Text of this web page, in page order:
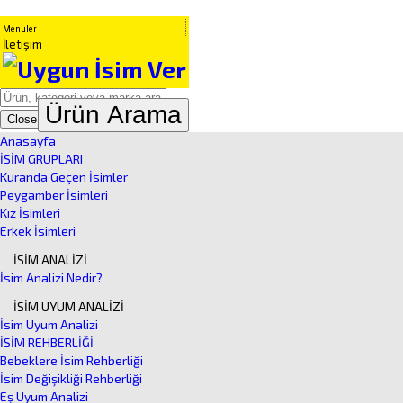
Menuler
İletişim
Close Ürün Arama
Anasayfa
İSİM GRUPLARI
Kuranda Geçen İsimler
Peygamber İsimleri
Kız İsimleri
Erkek İsimleri
İSİM ANALİZİ
İsim Analizi Nedir?
İSİM UYUM ANALİZİ
İsim Uyum Analizi
İSİM REHBERLİĞİ
Bebeklere İsim Rehberliği
İsim Değişikliği Rehberliği
Eş Uyum Analizi